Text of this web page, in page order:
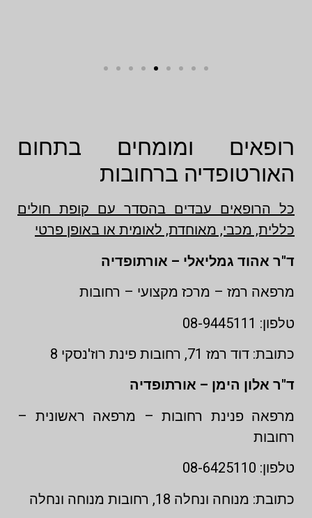
רופאים ומומחים בתחום
האורטופדיה ברחובות
כל הרופאים עבדים בהסדר עם קופת חולים
כללית, מכבי, מאוחדת, לאומית או באופן פרטי
ד"ר אהוד גמליאלי – אורתופדיה
מרפאה רמז – מרכז מקצועי – רחובות
טלפון: 08-9445111
כתובת: דוד רמז 71, רחובות פינת רוז'נסקי 8
ד"ר אלון הימן – אורתופדיה
מרפאה פנינת רחובות – מרפאה ראשונית –
רחובות
טלפון: 08-6425110
כתובת: מנוחה ונחלה 18, רחובות מנוחה ונחלה